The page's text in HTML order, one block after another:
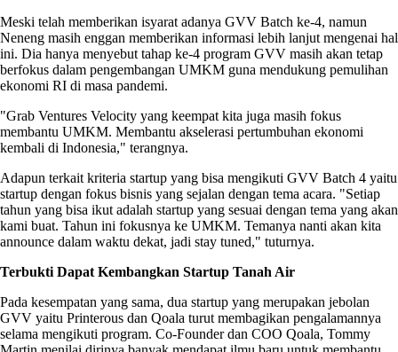
Meski telah memberikan isyarat adanya GVV Batch ke-4, namun
Neneng masih enggan memberikan informasi lebih lanjut mengenai hal
ini. Dia hanya menyebut tahap ke-4 program GVV masih akan tetap
berfokus dalam pengembangan UMKM guna mendukung pemulihan
ekonomi RI di masa pandemi.
"Grab Ventures Velocity yang keempat kita juga masih fokus
membantu UMKM. Membantu akselerasi pertumbuhan ekonomi
kembali di Indonesia," terangnya.
Adapun terkait kriteria startup yang bisa mengikuti GVV Batch 4 yaitu
startup dengan fokus bisnis yang sejalan dengan tema acara. "Setiap
tahun yang bisa ikut adalah startup yang sesuai dengan tema yang akan
kami buat. Tahun ini fokusnya ke UMKM. Temanya nanti akan kita
announce dalam waktu dekat, jadi stay tuned," tuturnya.
Terbukti Dapat Kembangkan Startup Tanah Air
Pada kesempatan yang sama, dua startup yang merupakan jebolan
GVV yaitu Printerous dan Qoala turut membagikan pengalamannya
selama mengikuti program. Co-Founder dan COO Qoala, Tommy